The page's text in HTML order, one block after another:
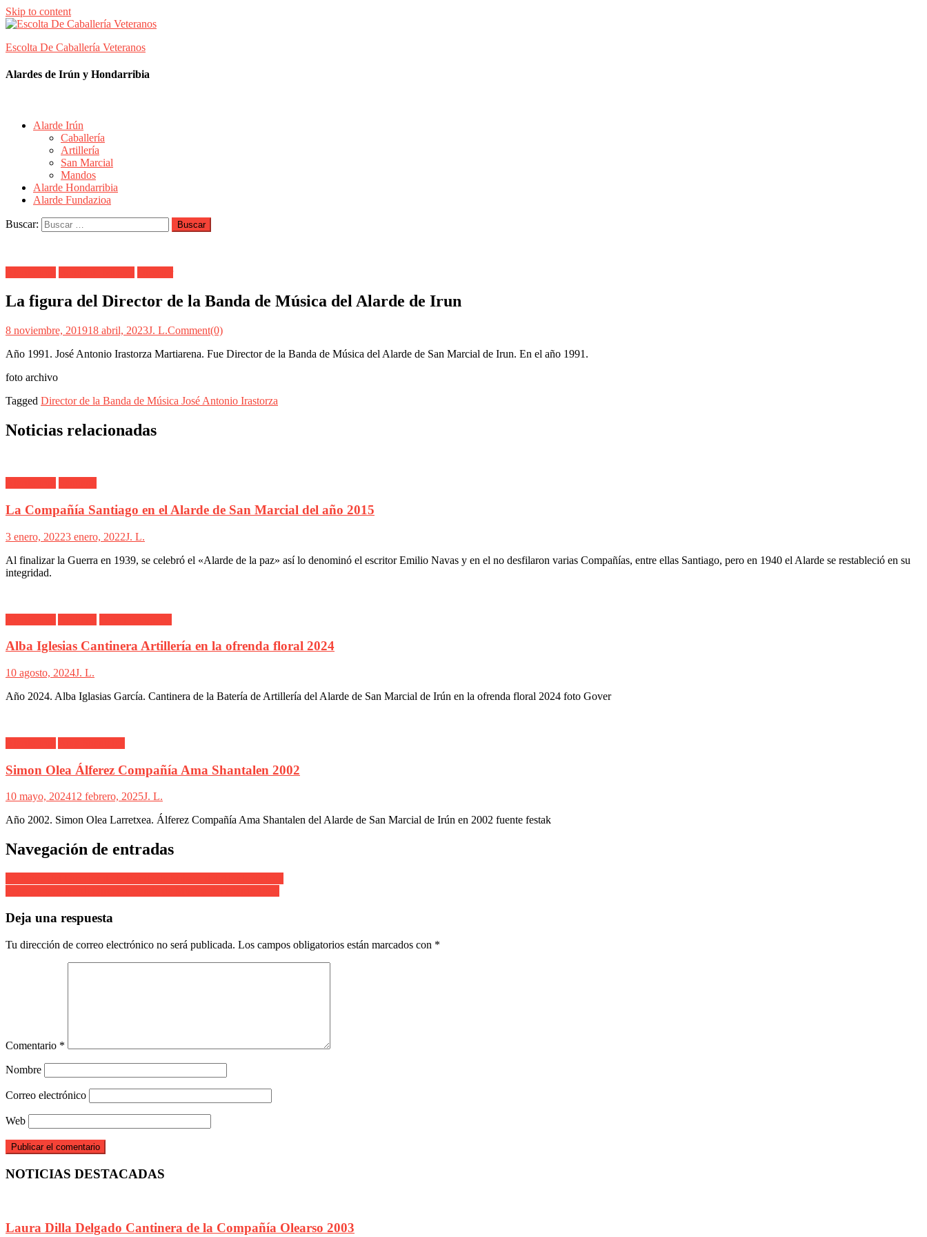
Skip to content
Escolta De Caballería Veteranos
Alardes de Irún y Hondarribia
Alarde Irún
Caballería
Artillería
San Marcial
Mandos
Alarde Hondarribia
Alarde Fundazioa
Buscar:
La figura del Director de la Banda de Música del Alarde de Irun
8 noviembre, 201918 abril, 2023J. L.Comment(0)
Año 1991. José Antonio Irastorza Martiarena. Fue Director de la Banda de Música del Alarde de San Marcial de Irun. En el año 1991.
foto archivo
Tagged Director de la Banda de Música José Antonio Irastorza
Noticias relacionadas
La Compañía Santiago en el Alarde de San Marcial del año 2015
3 enero, 20223 enero, 2022J. L.
Al finalizar la Guerra en 1939, se celebró el «Alarde de la paz» así lo denominó el escritor Emilio Navas y en el no desfilaron varias Compañías, entre ellas Santiago, pero en 1940 el Alarde se restableció en su
integridad.
Alba Iglesias Cantinera Artillería en la ofrenda floral 2024
10 agosto, 2024J. L.
Año 2024. Alba Iglasias García. Cantinera de la Batería de Artillería del Alarde de San Marcial de Irún en la ofrenda floral 2024 foto Gover
Simon Olea Álferez Compañía Ama Shantalen 2002
10 mayo, 202412 febrero, 2025J. L.
Año 2002. Simon Olea Larretxea. Álferez Compañía Ama Shantalen del Alarde de San Marcial de Irún en 2002 fuente festak
Navegación de entradas
Deja una respuesta
Tu dirección de correo electrónico no será publicada. Los campos obligatorios están marcados con *
Comentario *
Nombre
Correo electrónico
Web
NOTICIAS DESTACADAS
Laura Dilla Delgado Cantinera de la Compañía Olearso 2003